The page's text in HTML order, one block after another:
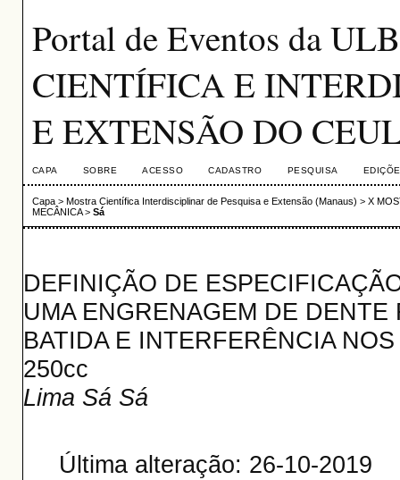
Portal de Eventos da
CIENTÍFICA E
E EXTENSÃO DO
CAPA SOBRE ACESSO CADASTRO PESQUISA
Capa> Mostra Científica Interdisciplinar de Pesquisa e Extensão (Manaus) > X
MECÂNICA> Sá
DEFINIÇÃO DE
UMA ENGRENAGEM DE
BATIDA E INTERFERÊNCIA
250cc
Lima Sá Sá
Última alteração: 26-10-2019